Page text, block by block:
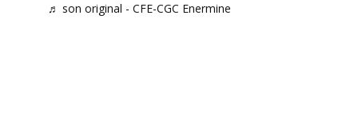
♬ son original - CFE-CGC Enermine